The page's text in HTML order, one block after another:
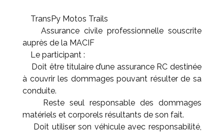
TransPy Motos Trails
Assurance civile professionnelle souscrite
auprès de la MACIF
Le participant :
Doit être titulaire d’une assurance RC destinée
à couvrir les dommages pouvant résulter de sa
conduite.
Reste seul responsable des dommages
matériels et corporels résultants de son fait.
Doit utiliser son véhicule avec responsabilité,